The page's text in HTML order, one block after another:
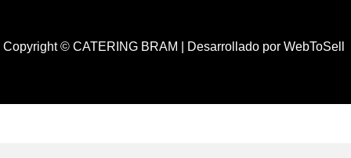
Copyright © CATERING BRAM | Desarrollado por WebToSell